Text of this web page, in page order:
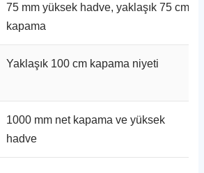
75 mm yüksek hadve, yaklaşık 75 cm
kapama
Yaklaşık 100 cm kapama niyeti
1000 mm net kapama ve yüksek
hadve